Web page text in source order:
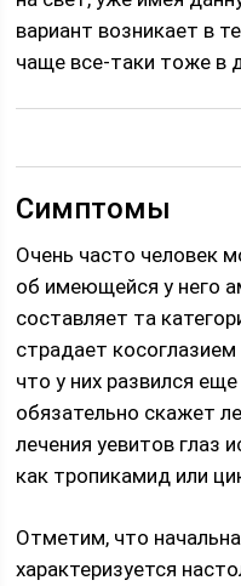
вариант возникает в
чаще все-таки тоже в
Симптомы
Очень часто человек
об имеющейся у него
составляет та
страдает
что у них развился
обязательно скажет
лечения уевитов глаз
как тропикамид или
Отметим, что
характеризуется